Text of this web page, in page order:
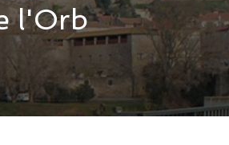
l'Orb